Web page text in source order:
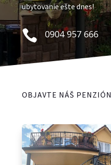
ubytovanie ešte dnes!
 0904 957 666
OBJAVTE NÁŠ PENZIÓN